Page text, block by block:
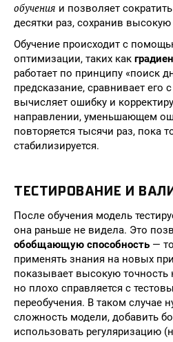
обучения и позволяет
десятки раз, сохранив высокую
Обучение происходит с
оптимизации, таких как
работает по принципу «поиск
предсказание, сравнивает его
вычисляет ошибку и
направлении, уменьшающем
повторяется тысячи раз, пока
стабилизируется.
ТЕСТИРОВАНИЕ И
После обучения модель
она раньше не видела. Это
обобщающую способность —
применять знания на новых
показывает высокую
но плохо справляется с
переобучения. В таком случае
сложность модели, добавить
использовать регуляризацию